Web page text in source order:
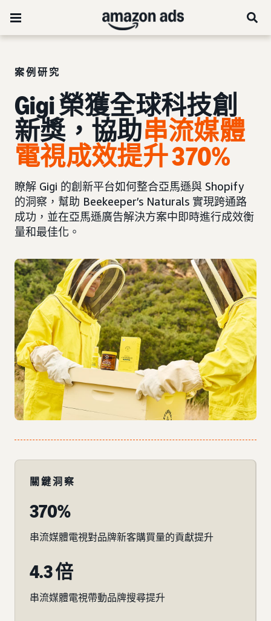
案例研究
Gigi 榮獲全球科技創
新獎，協助串流媒體
電視成效提升 370%
瞭解 Gigi 的創新平台如何整合亞馬遜與 Shopify
的洞察，幫助 Beekeeper’s Naturals 實現跨通路
成功，並在亞馬遜廣告解決方案中即時進行成效衡
量和最佳化。
關鍵洞察
370%
串流媒體電視對品牌新客購買量的貢獻提升
4.3 倍
串流媒體電視帶動品牌搜尋提升